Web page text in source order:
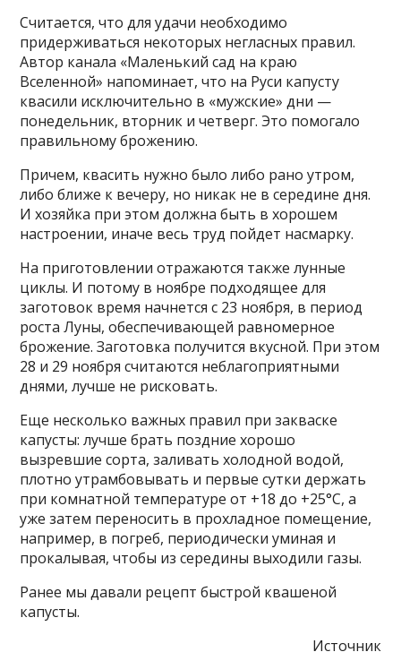
Считается, что для удачи необходимо
придерживаться некоторых негласных правил.
Автор канала «Маленький сад на краю
Вселенной» напоминает, что на Руси капусту
квасили исключительно в «мужские» дни —
понедельник, вторник и четверг. Это помогало
правильному брожению.
Причем, квасить нужно было либо рано утром,
либо ближе к вечеру, но никак не в середине дня.
И хозяйка при этом должна быть в хорошем
настроении, иначе весь труд пойдет насмарку.
На приготовлении отражаются также лунные
циклы. И потому в ноябре подходящее для
заготовок время начнется с 23 ноября, в период
роста Луны, обеспечивающей равномерное
брожение. Заготовка получится вкусной. При этом
28 и 29 ноября считаются неблагоприятными
днями, лучше не рисковать.
Еще несколько важных правил при закваске
капусты: лучше брать поздние хорошо
вызревшие сорта, заливать холодной водой,
плотно утрамбовывать и первые сутки держать
при комнатной температуре от +18 до +25°C, а
уже затем переносить в прохладное помещение,
например, в погреб, периодически уминая и
прокалывая, чтобы из середины выходили газы.
Ранее мы давали рецепт быстрой квашеной
капусты.
Источник